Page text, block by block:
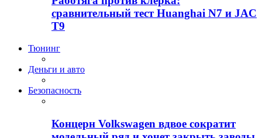
сравнительный тест Huanghai N7 и JAC
T9
Тюнинг
Деньги и авто
Безопасность
Концерн Volkswagen вдвое сократит